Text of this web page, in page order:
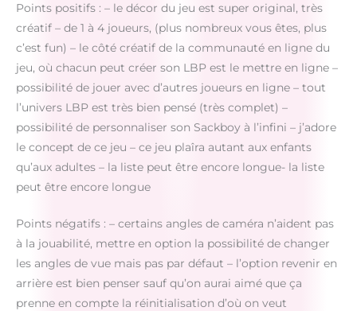
Points positifs : – le décor du jeu est super original, très
créatif – de 1 à 4 joueurs, (plus nombreux vous êtes, plus
c’est fun) – le côté créatif de la communauté en ligne du
jeu, où chacun peut créer son LBP est le mettre en ligne –
possibilité de jouer avec d’autres joueurs en ligne – tout
l’univers LBP est très bien pensé (très complet) –
possibilité de personnaliser son Sackboy à l’infini – j’adore
le concept de ce jeu – ce jeu plaîra autant aux enfants
qu’aux adultes – la liste peut être encore longue- la liste
peut être encore longue
Points négatifs : – certains angles de caméra n’aident pas
à la jouabilité, mettre en option la possibilité de changer
les angles de vue mais pas par défaut – l’option revenir en
arrière est bien penser sauf qu’on aurai aimé que ça
prenne en compte la réinitialisation d’où on veut